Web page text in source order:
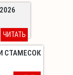
ЧИТАТЬ
СТАМЕСОК